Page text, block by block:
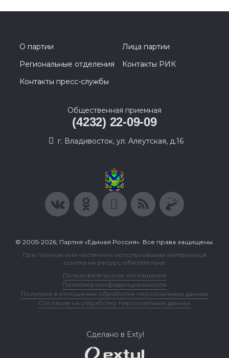
О партии
Лица партии
Региональные отделения
Контакты РИК
Контакты пресс-службы
Общественная приемная
(4232) 22-09-09
г. Владивосток, ул. Алеутская, д.16
© 2005-2026, Партия «Единая Россия». Все права защищены.
При полном или частичном использовании материалов
ссылка на ресурс обязательна.
Пользовательское соглашение
Политика конфиденциальности
Политика в отношении обработки персональных данных
Согласие на обработку персональных данных
Сделано в Extyl